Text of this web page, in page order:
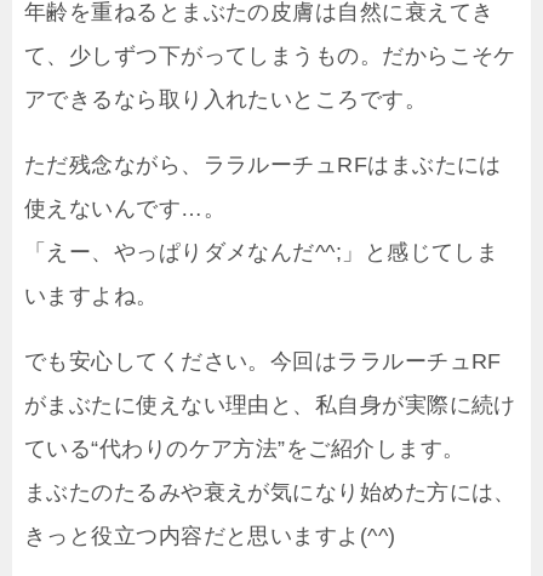
年齢を重ねるとまぶたの皮膚は自然に衰えてき
て、少しずつ下がってしまうもの。だからこそケ
アできるなら取り入れたいところです。
ただ残念ながら、ララルーチュRFはまぶたには
使えないんです…。
「えー、やっぱりダメなんだ^^;」と感じてしま
いますよね。
でも安心してください。今回はララルーチュRF
がまぶたに使えない理由と、私自身が実際に続け
ている“代わりのケア方法”をご紹介します。
まぶたのたるみや衰えが気になり始めた方には、
きっと役立つ内容だと思いますよ(^^)